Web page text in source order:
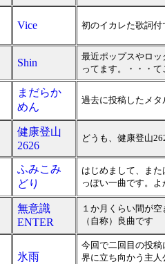
Vice 初のイカレた歌詞
Shin
最近ポップスやロ
ってます。・・・
まだらか
めん
過去に投稿したメ
健康登山
2626
どうも、健康登山
ふみこみ
どり
はじめまして、ま
っぽい一曲です。
無意識
ENTER
１か月くらい間が
（自称）良曲です
氷雨
今回で二回目の投
界に立ち向かう主